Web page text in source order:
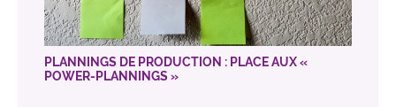
PLANNINGS DE PRODUCTION : PLACE AUX «
POWER-PLANNINGS »